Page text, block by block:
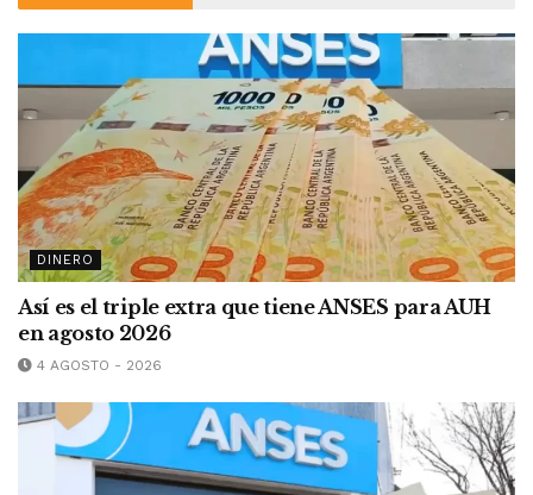
DINERO
Así es el triple extra que tiene ANSES para AUH
en agosto 2026
4 AGOSTO - 2026